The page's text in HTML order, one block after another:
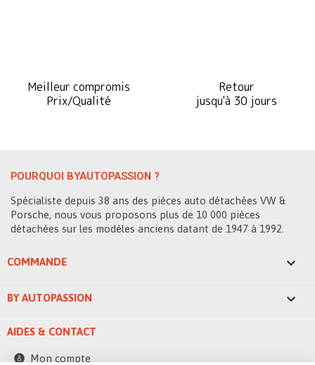
Meilleur compromis
Prix/Qualité
Retour
jusqu'à 30 jours
POURQUOI BYAUTOPASSION ?
Spécialiste depuis 38 ans des pièces auto détachées VW &
Porsche, nous vous proposons plus de 10 000 pièces
détachées sur les modèles anciens datant de 1947 à 1992.
COMMANDE 
BY AUTOPASSION 
AIDES & CONTACT
Mon compte